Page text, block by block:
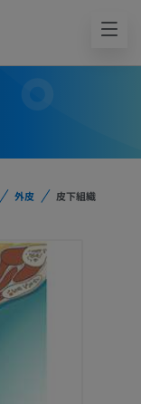
外皮 皮下組織